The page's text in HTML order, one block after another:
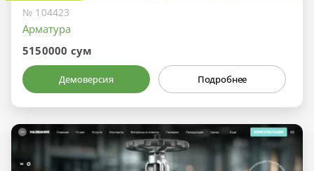
№ 104423
Арматура
5150000 сум
Демоверсия Подробнее